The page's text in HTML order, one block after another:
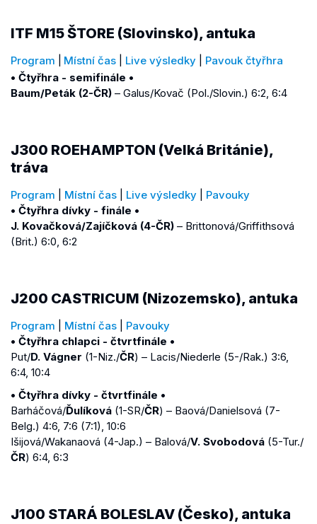
ITF M15 ŠTORE (Slovinsko), antuka
Program Místní čas Live výsledky
Pavouk čtyřhra
• Čtyřhra - semifinále •
Baum/Peták (2-ČR) – Galus/Kovač (Pol./Slovin.) 6:2, 6:4
J300 ROEHAMPTON (Velká Británie),
tráva
Program Místní čas Live výsledky
Pavouky
• Čtyřhra dívky - finále •
J. Kovačková/Zajíčková (4-ČR) – Brittonová/Griffithsová
(Brit.) 6:0, 6:2
J200 CASTRICUM (Nizozemsko), antuka
Program Místní čas
Pavouky
• Čtyřhra chlapci - čtvrtfinále •
Put/D. Vágner (1-Niz./ČR) – Lacis/Niederle (5-/Rak.) 3:6,
6:4, 10:4
• Čtyřhra dívky - čtvrtfinále •
Barháčová/Ďulíková (1-SR/ČR) – Baová/Danielsová (7-
Belg.) 4:6, 7:6 (7:1), 10:6
Išijová/Wakanaová (4-Jap.) – Balová/V. Svobodová (5-Tur./
ČR) 6:4, 6:3
J100 STARÁ BOLESLAV (Česko), antuka